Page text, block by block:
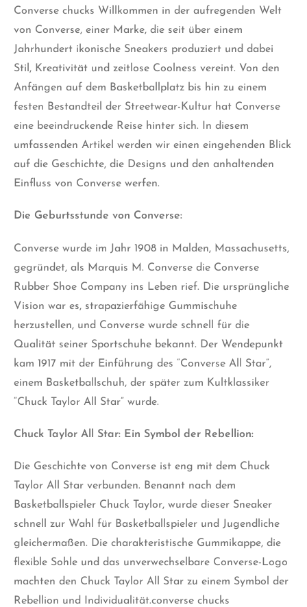
Converse chucks Willkommen in der aufregenden Welt
von Converse, einer Marke, die seit über einem
Jahrhundert ikonische Sneakers produziert und dabei
Stil, Kreativität und zeitlose Coolness vereint. Von den
Anfängen auf dem Basketballplatz bis hin zu einem
festen Bestandteil der Streetwear-Kultur hat Converse
eine beeindruckende Reise hinter sich. In diesem
umfassenden Artikel werden wir einen eingehenden Blick
auf die Geschichte, die Designs und den anhaltenden
Einfluss von Converse werfen.
Die Geburtsstunde von Converse:
Converse wurde im Jahr 1908 in Malden, Massachusetts,
gegründet, als Marquis M. Converse die Converse
Rubber Shoe Company ins Leben rief. Die ursprüngliche
Vision war es, strapazierfähige Gummischuhe
herzustellen, und Converse wurde schnell für die
Qualität seiner Sportschuhe bekannt. Der Wendepunkt
kam 1917 mit der Einführung des “Converse All Star”,
einem Basketballschuh, der später zum Kultklassiker
“Chuck Taylor All Star” wurde.
Chuck Taylor All Star: Ein Symbol der Rebellion:
Die Geschichte von Converse ist eng mit dem Chuck
Taylor All Star verbunden. Benannt nach dem
Basketballspieler Chuck Taylor, wurde dieser Sneaker
schnell zur Wahl für Basketballspieler und Jugendliche
gleichermaßen. Die charakteristische Gummikappe, die
flexible Sohle und das unverwechselbare Converse-Logo
machten den Chuck Taylor All Star zu einem Symbol der
Rebellion und Individualität.converse chucks